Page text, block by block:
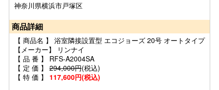
神奈川県横浜市戸塚区
商品詳細
【 商品名 】 浴室隣接設置型 エコジョーズ 20号 オートタイプ
【メーカー】 リンナイ
【 品 番 】 RFS-A2004SA
【 定 価 】 294,000円(税込)
【 特 価 】 117,600円(税込)